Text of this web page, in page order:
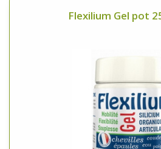
Flexilium Gel pot